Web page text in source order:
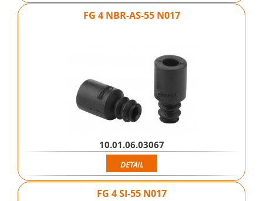
FG 4 NBR-AS-55 N017
10.01.06.03067
DETAIL
FG 4 SI-55 N017